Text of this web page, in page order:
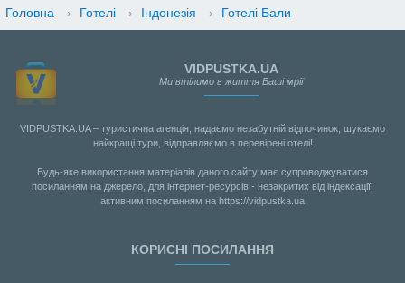
Головна › Готелі › Індонезія › Готелі Бали
VIDPUSTKA.UA
Ми втілимо в життя Ваші мрії
VIDPUSTKA.UA – туристична агенція, надаємо незабутній відпочинок, шукаємо
найкращі тури, відправляємо в перевірені отелі!
Будь-яке використання матеріалів даного сайту має супроводжуватися
посиланням на джерело, для інтернет-ресурсів - незакритих від індексації,
активним посиланням на https://vidpustka.ua
КОРИСНІ ПОСИЛАННЯ